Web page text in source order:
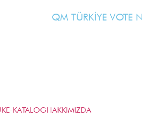
QM TÜRKİYE VOTE
E-KATALOGHAKKIMIZDA